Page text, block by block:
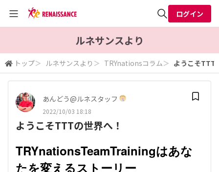
検索
ログイン
ルネサンスより
トップ＞ ルネサンスより ＞ TRYnationsコラム＞ ようこそTTT
あんどう@ルネスタッフ
2022/10/03 18:18
ようこそTTTの世界へ！
TRYnationsTeamTrainingはあな
たを変えるストーリー